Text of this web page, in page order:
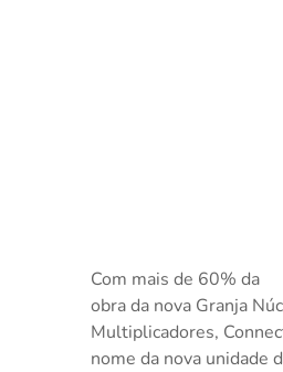
Com mais de 60% da
obra da nova Granja
Multiplicadores,
nome da nova unidade